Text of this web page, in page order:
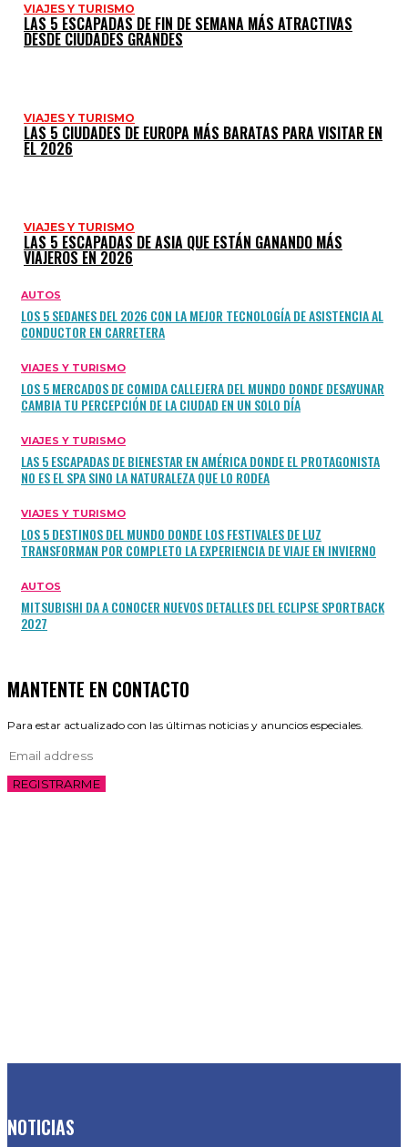
VIAJES Y TURISMO
LAS 5 ESCAPADAS DE FIN DE SEMANA MÁS ATRACTIVAS
DESDE CIUDADES GRANDES
VIAJES Y TURISMO
LAS 5 CIUDADES DE EUROPA MÁS BARATAS PARA VISITAR EN
EL 2026
VIAJES Y TURISMO
LAS 5 ESCAPADAS DE ASIA QUE ESTÁN GANANDO MÁS
VIAJEROS EN 2026
AUTOS
LOS 5 SEDANES DEL 2026 CON LA MEJOR TECNOLOGÍA DE ASISTENCIA AL
CONDUCTOR EN CARRETERA
VIAJES Y TURISMO
LOS 5 MERCADOS DE COMIDA CALLEJERA DEL MUNDO DONDE DESAYUNAR
CAMBIA TU PERCEPCIÓN DE LA CIUDAD EN UN SOLO DÍA
VIAJES Y TURISMO
LAS 5 ESCAPADAS DE BIENESTAR EN AMÉRICA DONDE EL PROTAGONISTA
NO ES EL SPA SINO LA NATURALEZA QUE LO RODEA
VIAJES Y TURISMO
LOS 5 DESTINOS DEL MUNDO DONDE LOS FESTIVALES DE LUZ
TRANSFORMAN POR COMPLETO LA EXPERIENCIA DE VIAJE EN INVIERNO
AUTOS
MITSUBISHI DA A CONOCER NUEVOS DETALLES DEL ECLIPSE SPORTBACK
2027
MANTENTE EN CONTACTO
Para estar actualizado con las últimas noticias y anuncios especiales.
REGISTRARME
NOTICIAS